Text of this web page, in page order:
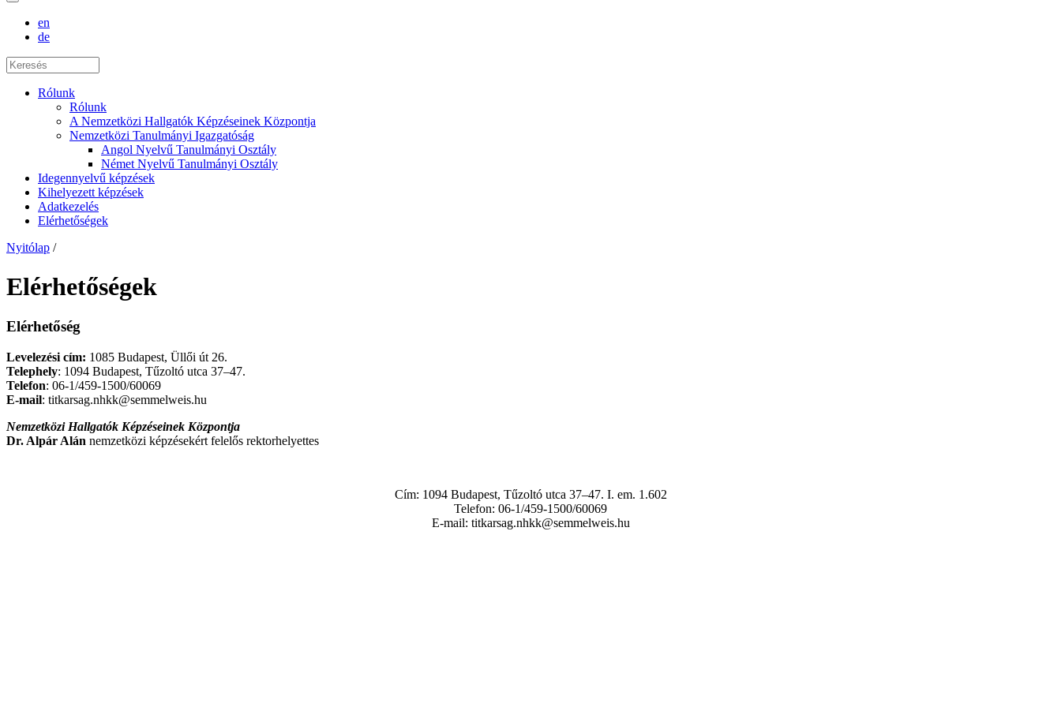
en
de
Rólunk
Rólunk
A Nemzetközi Hallgatók Képzéseinek Központja
Nemzetközi Tanulmányi Igazgatóság
Angol Nyelvű Tanulmányi Osztály
Német Nyelvű Tanulmányi Osztály
Idegennyelvű képzések
Kihelyezett képzések
Adatkezelés
Elérhetőségek
Nyitólap /
Elérhetőségek
Elérhetőség
Levelezési cím: 1085 Budapest, Üllői út 26.
Telephely: 1094 Budapest, Tűzoltó utca 37–47.
Telefon: 06-1/459-1500/60069
E-mail: titkarsag.nhkk@semmelweis.hu
Nemzetközi Hallgatók Képzéseinek Központja
Dr. Alpár Alán nemzetközi képzésekért felelős rektorhelyettes
Cím: 1094 Budapest, Tűzoltó utca 37–47. I. em. 1.602
Telefon: 06-1/459-1500/60069
E-mail: titkarsag.nhkk@semmelweis.hu